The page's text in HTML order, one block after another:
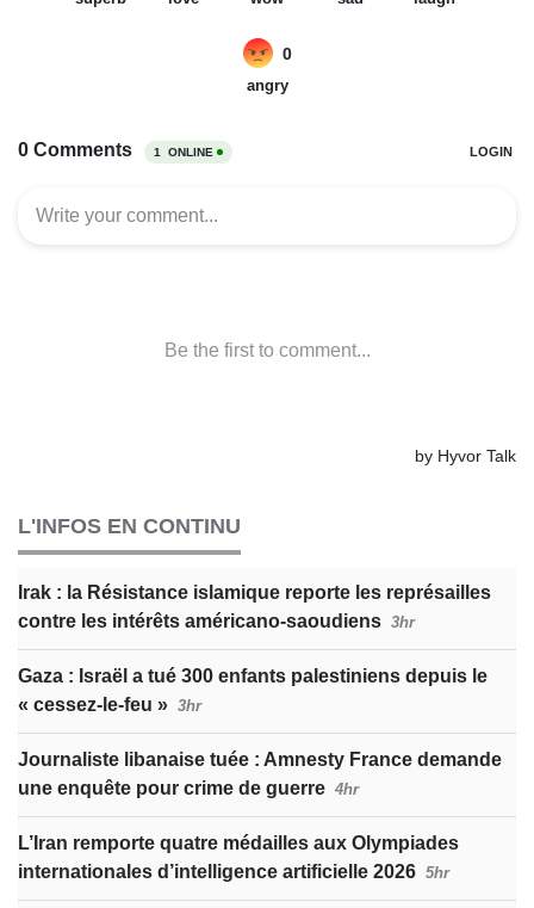
L'INFOS EN CONTINU
Irak : la Résistance islamique reporte les représailles
contre les intérêts américano-saoudiens 3hr
Gaza : Israël a tué 300 enfants palestiniens depuis le
« cessez-le-feu » 3hr
Journaliste libanaise tuée : Amnesty France demande
une enquête pour crime de guerre 4hr
L’Iran remporte quatre médailles aux Olympiades
internationales d’intelligence artificielle 2026 5hr